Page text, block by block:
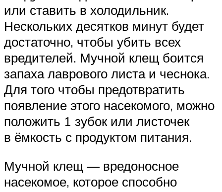
или ставить в холодильник.
Нескольких десятков минут будет
достаточно, чтобы убить всех
вредителей. Мучной клещ боится
запаха лаврового листа и чеснока.
Для того чтобы предотвратить
появление этого насекомого, можно
положить 1 зубок или листочек
в ёмкость с продуктом питания.
Мучной клещ — вредоносное
насекомое, которое способно